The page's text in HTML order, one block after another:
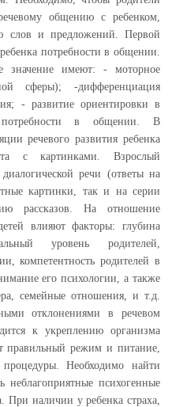
общению с ребенком,
слов и предложений. Первой
потребности в общении.
значение имеют: - моторное
сферы); -дифференциация
- развитие ориентировки в
в общении. В
речевого развития ребенка
с картинками. Взрослый
речи (ответы на
картинки, так и на серии
рассказов. На отношение
влияют факторы: глубина
уровень родителей,
компетентность родителей в
его психологии, а также
семейные отношения, и т.д.
отклонениями в речевом
к укреплению организма
правильный режим и питание,
Необходимо найти
психогенные
При наличии у ребенка страха,